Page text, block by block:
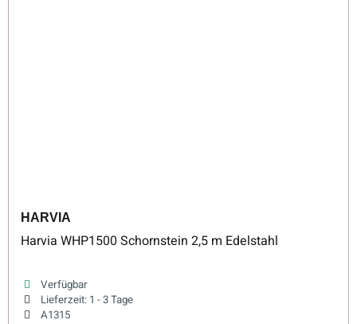
HARVIA
Harvia WHP1500 Schornstein 2,5 m Edelstahl
Verfügbar
Lieferzeit: 1 - 3 Tage
A1315